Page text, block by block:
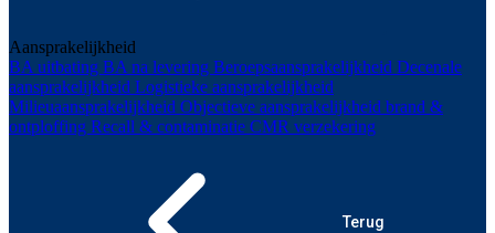
Aansprakelijkheid
BA uitbating BA na levering Beroepsaansprakelijkheid Decenale
aansprakelijkheid Logistieke aansprakelijkheid
Milieuaansprakelijkheid Objectieve aansprakelijkheid brand &
ontploffing Recall & contaminatie CMR verzekering
Terug